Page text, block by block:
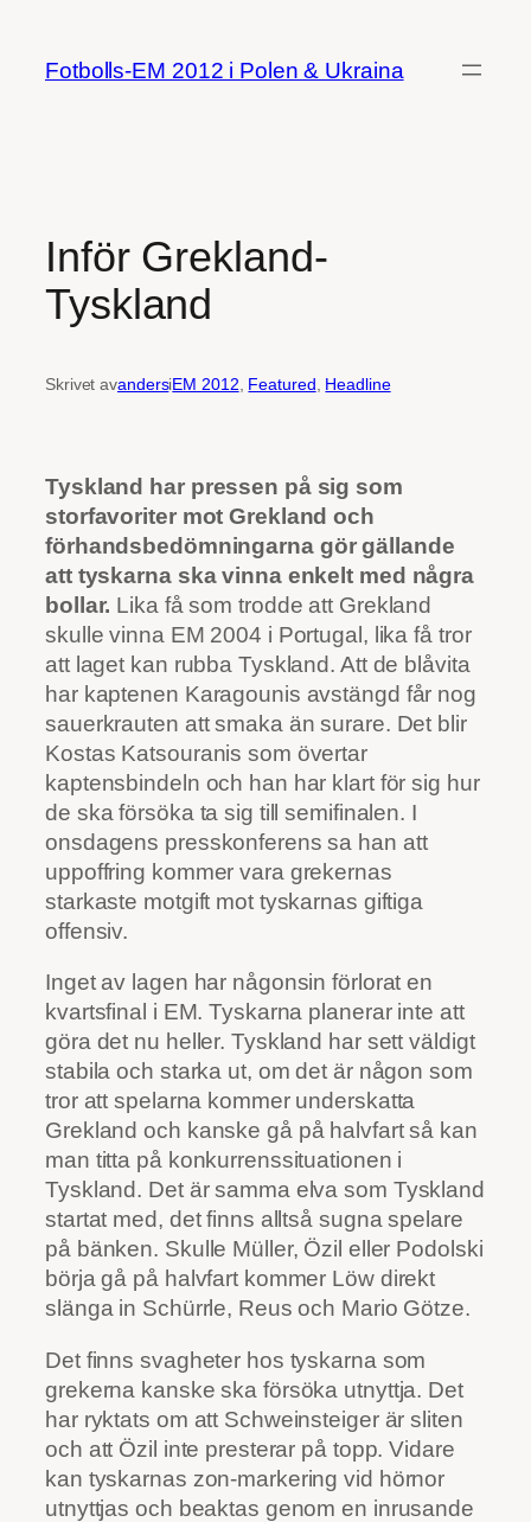
innehåll
Fotbolls-EM 2012 i Polen & Ukraina
Inför Grekland-
Tyskland
Skrivet avandersiEM 2012 Featured Headline
Tyskland har pressen på sig som
storfavoriter mot Grekland och
förhandsbedömningarna gör gällande
att tyskarna ska vinna enkelt med några
bollar. Lika få som trodde att Grekland
skulle vinna EM 2004 i Portugal, lika få tror
att laget kan rubba Tyskland. Att de blåvita
har kaptenen Karagounis avstängd får nog
sauerkrauten att smaka än surare. Det blir
Kostas Katsouranis som övertar
kaptensbindeln och han har klart för sig hur
de ska försöka ta sig till semifinalen. I
onsdagens presskonferens sa han att
uppoffring kommer vara grekernas
starkaste motgift mot tyskarnas giftiga
offensiv.
Inget av lagen har någonsin förlorat en
kvartsfinal i EM. Tyskarna planerar inte att
göra det nu heller. Tyskland har sett väldigt
stabila och starka ut, om det är någon som
tror att spelarna kommer underskatta
Grekland och kanske gå på halvfart så kan
man titta på konkurrenssituationen i
Tyskland. Det är samma elva som Tyskland
startat med, det finns alltså sugna spelare
på bänken. Skulle Müller, Özil eller Podolski
börja gå på halvfart kommer Löw direkt
slänga in Schürrle, Reus och Mario Götze.
Det finns svagheter hos tyskarna som
grekerna kanske ska försöka utnyttja. Det
har ryktats om att Schweinsteiger är sliten
och att Özil inte presterar på topp. Vidare
kan tyskarnas zon-markering vid hörnor
utnyttjas och beaktas genom en inrusande